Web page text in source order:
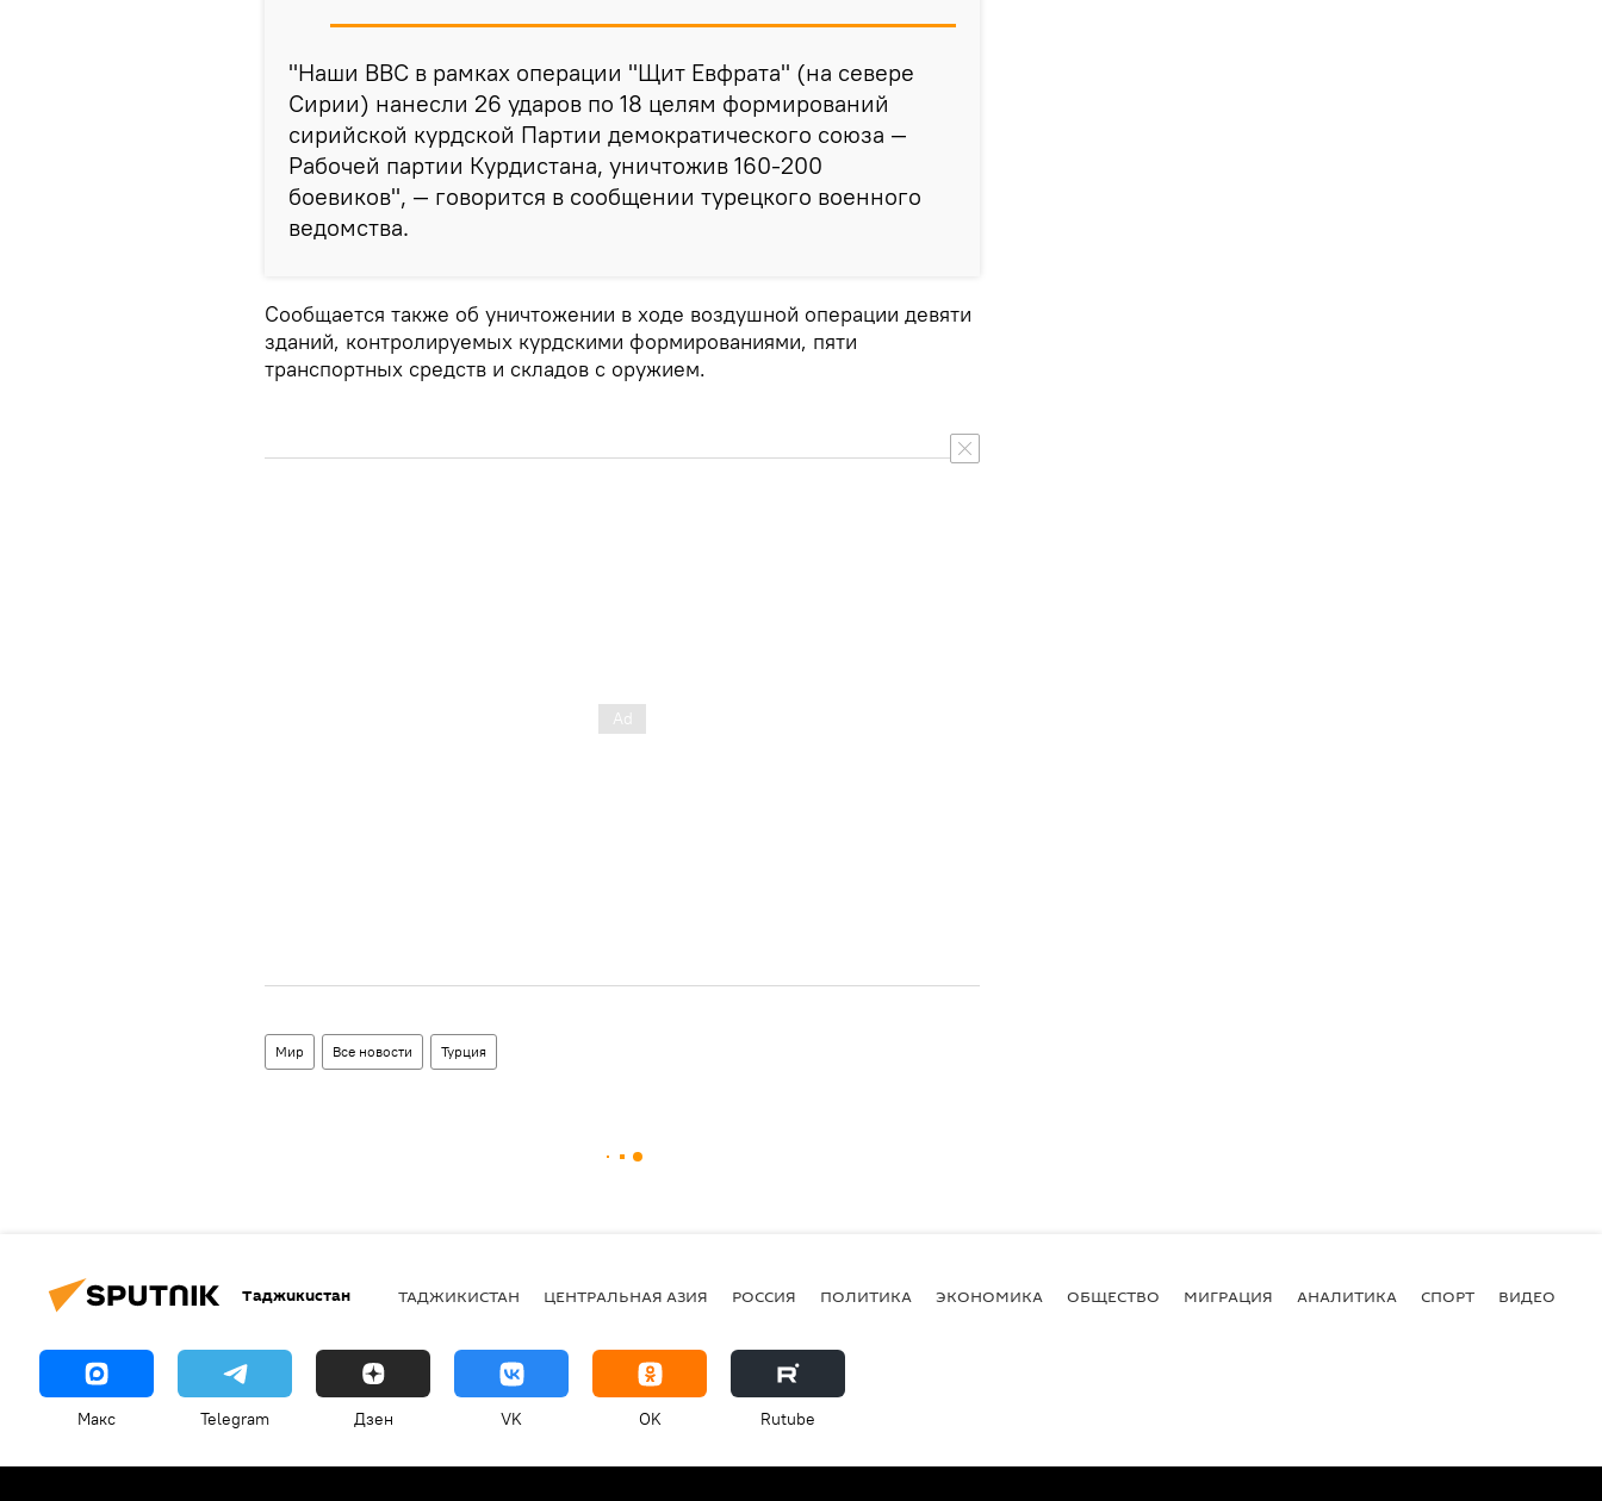
"Наши ВВС в рамках операции "Щит Евфрата" (на севере
Сирии) нанесли 26 ударов по 18 целям формирований
сирийской курдской Партии демократического союза —
Рабочей партии Курдистана, уничтожив 160-200
боевиков", — говорится в сообщении турецкого военного
ведомства.
Сообщается также об уничтожении в ходе воздушной операции девяти
зданий, контролируемых курдскими формированиями, пяти
транспортных средств и складов с оружием.
Мир Все новости Турция
Таджикистан ТАДЖИКИСТАН ЦЕНТРАЛЬНАЯ АЗИЯ РОССИЯ ПОЛИТИКА ЭКОНОМИКА ОБЩЕСТВО МИГРАЦИЯ АНАЛИТИКА СПОРТ ВИДЕО
Макс Telegram Дзен VK OK Rutube